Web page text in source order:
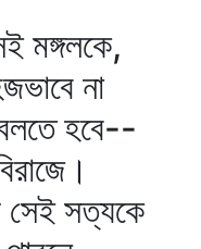
মঙ্গলকে,
না
হবে--
সেই সত্যকে